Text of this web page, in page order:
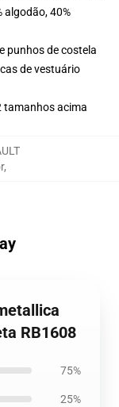
algodão, 40%
punhos de costela
de vestuário
tamanhos acima
,
RB1608
75%
25%